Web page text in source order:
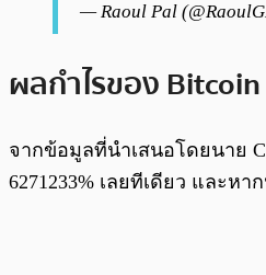
— Raoul Pal
ผลกำไรของ
จากข้อมูลที่นำเสนอโดยนาย
6271233% เลยทีเดียว และห